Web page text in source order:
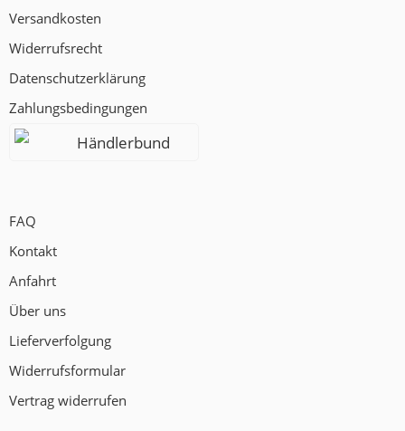
Versandkosten
Widerrufsrecht
Datenschutzerklärung
Zahlungsbedingungen
Händlerbund
FAQ
Kontakt
Anfahrt
Über uns
Lieferverfolgung
Widerrufsformular
Vertrag widerrufen